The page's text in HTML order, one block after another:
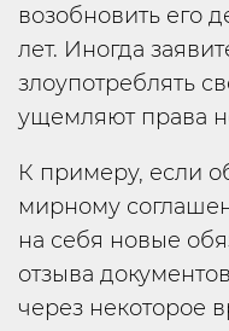
возобновить его
лет. Иногда
злоупотреблять
ущемляют права
К примеру, если
мирному
на себя новые
отзыва
через некоторое